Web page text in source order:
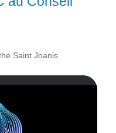
Saint Joanis